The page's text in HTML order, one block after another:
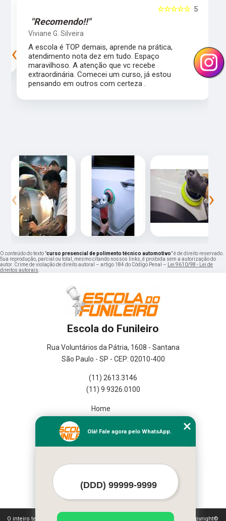
5
☆☆☆☆☆
"Recomendo!!"
Viviane G. Silveira
A escola é TOP demais, aprende na prática,
atendimento nota dez em tudo. Espaço
maravilhoso. A atenção que vc recebe
extraordinária. Comecei um curso, já estou
pensando em outros com certeza .
‹ ›
‹ ›
O conteúdo do texto "curso presencial de polimento técnico automotivo" é de direito reservado.
Sua reprodução, parcial ou total, mesmo citando nossos links, é proibida sem a autorização do
autor. Crime de violação de direito autoral – artigo 184 do Código Penal – Lei 9610/98 - Lei de
direitos autorais.
Escola do Funileiro
Rua Voluntários da Pátria, 1608 - Santana
São Paulo - SP - CEP: 02010-400
(11) 2613.3146
(11) 9 9326.0100
Home
Missão
Mapa do site
O inteiro teor deste site está sujeito à proteção de direitos autorais. Copyright©
Olá! Fale agora pelo WhatsApp.